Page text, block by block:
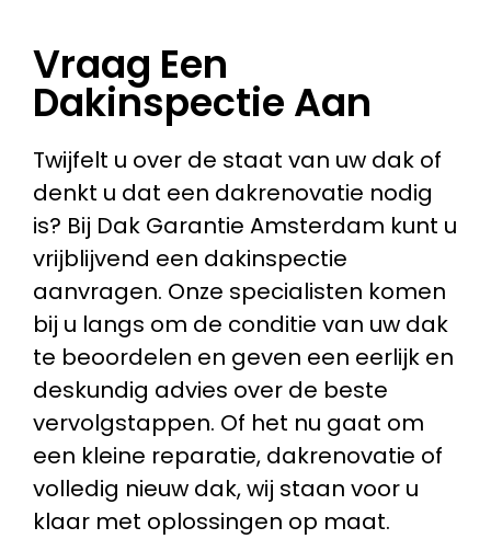
Vraag Een
Dakinspectie Aan
Twijfelt u over de staat van uw dak of
denkt u dat een dakrenovatie nodig
is? Bij Dak Garantie Amsterdam kunt u
vrijblijvend een dakinspectie
aanvragen. Onze specialisten komen
bij u langs om de conditie van uw dak
te beoordelen en geven een eerlijk en
deskundig advies over de beste
vervolgstappen. Of het nu gaat om
een kleine reparatie, dakrenovatie of
volledig nieuw dak, wij staan voor u
klaar met oplossingen op maat.